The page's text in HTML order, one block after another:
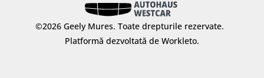
©2026 Geely Mures. Toate drepturile rezervate.
Platformă dezvoltată de Workleto.